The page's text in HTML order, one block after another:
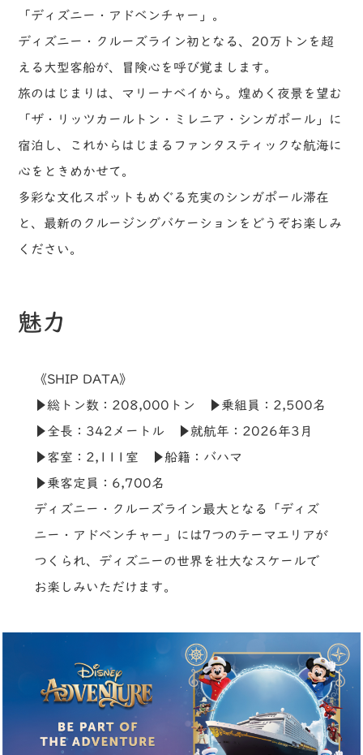
「ディズニー・アドベンチャー」。
ディズニー・クルーズライン初となる、20万トンを超
える大型客船が、冒険心を呼び覚まします。
旅のはじまりは、マリーナベイから。煌めく夜景を望む
「ザ・リッツカールトン・ミレニア・シンガポール」に
宿泊し、これからはじまるファンタスティックな航海に
心をときめかせて。
多彩な文化スポットもめぐる充実のシンガポール滞在
と、最新のクルージングバケーションをどうぞお楽しみ
ください。
魅力
《SHIP DATA》
▶総トン数：208,000トン ▶乗組員：2,500名
▶全長：342メートル ▶就航年：2026年3月
▶客室：2,111室 ▶船籍：バハマ
▶乗客定員：6,700名
ディズニー・クルーズライン最大となる「ディズ
ニー・アドベンチャー」には7つのテーマエリアが
つくられ、ディズニーの世界を壮大なスケールで
お楽しみいただけます。